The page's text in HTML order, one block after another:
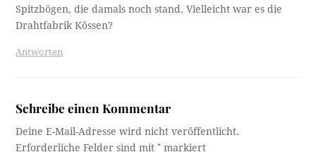
Spitzbögen, die damals noch stand. Vielleicht war es die
Drahtfabrik Kössen?
Antworten
Schreibe einen Kommentar
Deine E-Mail-Adresse wird nicht veröffentlicht.
Erforderliche Felder sind mit* markiert